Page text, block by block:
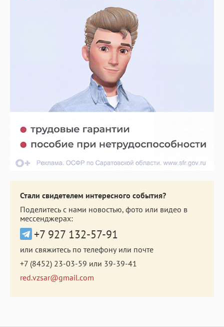
Стали свидетелем интересного события?
Поделитесь с нами новостью, фото или видео в
мессенджерах:
+7 927 132-57-91
или свяжитесь по телефону или почте
+7 (8452) 23-03-59 или 39-39-41
red.vzsar@gmail.com